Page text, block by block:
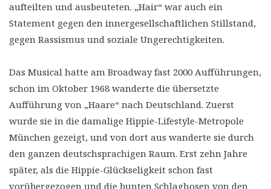
aufteilten und ausbeuteten. „Hair“ war auch ein
Statement gegen den innergesellschaftlichen Stillstand,
gegen Rassismus und soziale Ungerechtigkeiten.
Das Musical hatte am Broadway fast 2000 Aufführungen,
schon im Oktober 1968 wanderte die übersetzte
Aufführung von „Haare“ nach Deutschland. Zuerst
wurde sie in die damalige Hippie-Lifestyle-Metropole
München gezeigt, und von dort aus wanderte sie durch
den ganzen deutschsprachigen Raum. Erst zehn Jahre
später, als die Hippie-Glückseligkeit schon fast
vorübergezogen und die bunten Schlaghosen von den